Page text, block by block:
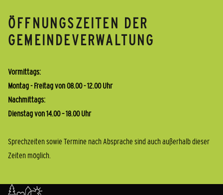
ÖFFNUNGSZEITEN DER
GEMEINDEVERWALTUNG
Vormittags:
Montag - Freitag von 08.00 - 12.00 Uhr
Nachmittags:
Dienstag von 14.00 – 18.00 Uhr
Sprechzeiten sowie Termine nach Absprache sind auch außerhalb dieser
Zeiten möglich.